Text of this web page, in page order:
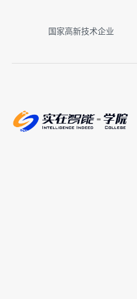
国家高新技术企业